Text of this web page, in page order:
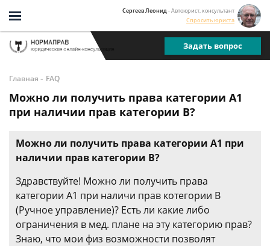
Сергеев Леонид - Автоюрист, консультант
Спросить юриста
Задать вопрос
Главная - FAQ
Можно ли получить права категории А1
при наличии прав категории В?
Можно ли получить права категории А1 при
наличии прав категории В?
Здравствуйте! Можно ли получить права
категории А1 при наличи прав котегории В
(Ручное управление)? Есть ли какие либо
ограничения в мед. плане на эту категорию прав?
Знаю, что мои физ возможности позволят